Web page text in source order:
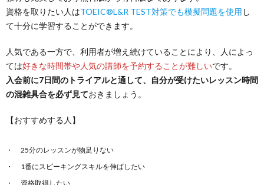
資格を取りたい人はTOEIC®L&R TEST対策でも模擬問題を使用 し
て十分に学習することができます。
人気である一方で、利用者が増え続けていることにより、人によっ
ては好きな時間帯や人気の講師を予約することが難しいです。
入会前に7日間のトライアルと通して、自分が受けたいレッスン時間
の混雑具合を必ず見ておきましょう。
【おすすめする人】
25分のレッスンが物足りない
1番にスピーキングスキルを伸ばしたい
資格取得したい